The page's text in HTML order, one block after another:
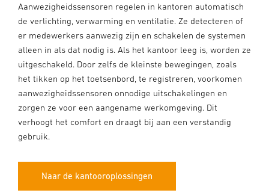
Aanwezigheidssensoren regelen in kantoren automatisch
de verlichting, verwarming en ventilatie. Ze detecteren of
er medewerkers aanwezig zijn en schakelen de systemen
alleen in als dat nodig is. Als het kantoor leeg is, worden ze
uitgeschakeld. Door zelfs de kleinste bewegingen, zoals
het tikken op het toetsenbord, te registreren, voorkomen
aanwezigheidssensoren onnodige uitschakelingen en
zorgen ze voor een aangename werkomgeving. Dit
verhoogt het comfort en draagt bij aan een verstandig
gebruik.
Naar de kantooroplossingen